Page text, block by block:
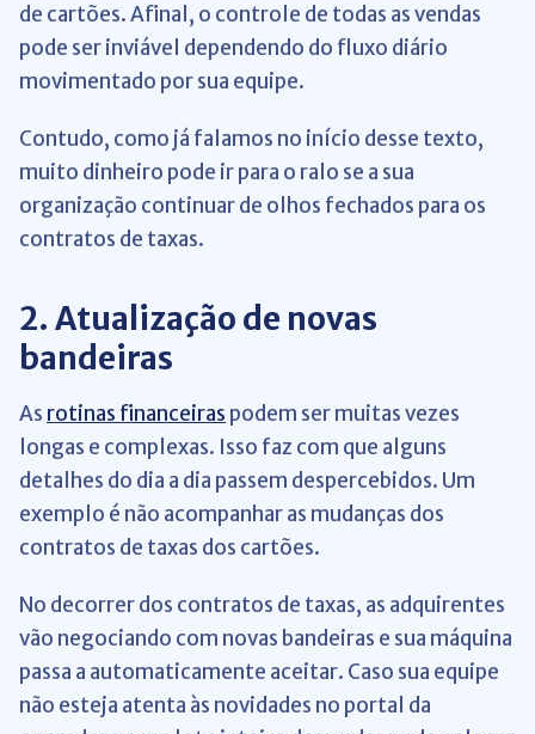
de cartões. Afinal, o controle de todas as vendas
pode ser inviável dependendo do fluxo diário
movimentado por sua equipe.
Contudo, como já falamos no início desse texto,
muito dinheiro pode ir para o ralo se a sua
organização continuar de olhos fechados para os
contratos de taxas.
2. Atualização de novas
bandeiras
As rotinas financeiras podem ser muitas vezes
longas e complexas. Isso faz com que alguns
detalhes do dia a dia passem despercebidos. Um
exemplo é não acompanhar as mudanças dos
contratos de taxas dos cartões.
No decorrer dos contratos de taxas, as adquirentes
vão negociando com novas bandeiras e sua máquina
passa a automaticamente aceitar. Caso sua equipe
não esteja atenta às novidades no portal da